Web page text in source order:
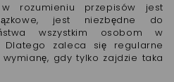
rozumieniu przepisów jest
jest niezbędne do
wszystkim osobom w
Dlatego zaleca się regularne
gdy tylko zajdzie taka